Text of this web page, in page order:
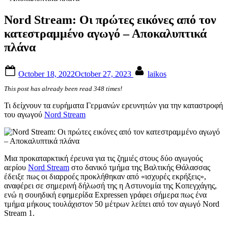
Nord Stream: Οι πρώτες εικόνες από τον
κατεστραμμένο αγωγό – Αποκαλυπτικά
πλάνα
on
October 18, 2022October 27, 2023 laikos
This post has already been read 348 times!
Τι δείχνουν τα ευρήματα Γερμανών ερευνητών για την καταστροφή
του αγωγού Νοrd Stream
Μια προκαταρκτική έρευνα για τις ζημιές στους δύο αγωγούς
αερίου Nord Stream στο δανικό τμήμα της Βαλτικής Θάλασσας
έδειξε πως οι διαρροές προκλήθηκαν από «ισχυρές εκρήξεις»,
αναφέρει σε σημερινή δήλωσή της η Αστυνομία της Κοπεγχάγης,
ενώ η σουηδική εφημερίδα Expressen γράφει σήμερα πως ένα
τμήμα μήκους τουλάχιστον 50 μέτρων λείπει από τον αγωγό Nord
Stream 1.